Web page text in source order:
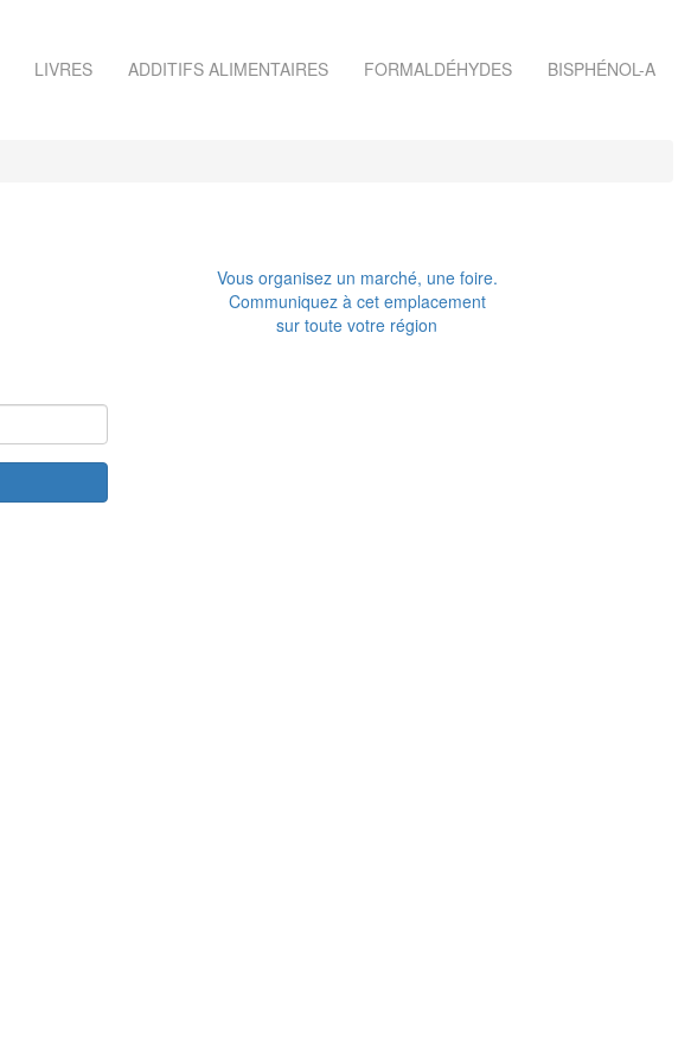
LIVRES ADDITIFS ALIMENTAIRES FORMALDÉHYDES BISPHÉNOL-A
Vous organisez un marché, une foire.
Communiquez à cet emplacement
sur toute votre région